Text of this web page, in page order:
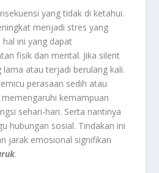
yang tidak di ketahui.
menjadi stres yang
ini yang dapat
fisik dan mental. Jika silent
atau terjadi berulang kali.
perasaan sedih atau
kemampuan
sehari-hari. Serta nantinya
hubungan sosial. Tindakan ini
jarak emosional signifikan
.